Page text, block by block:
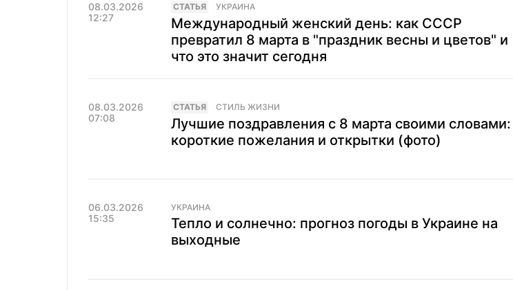
08.03.2026
12:27
CТАТЬЯ УКРАИНА
Международный женский день: как СССР
превратил 8 марта в "праздник весны и цветов" и
что это значит сегодня
08.03.2026
07:08
CТАТЬЯ СТИЛЬ ЖИЗНИ
Лучшие поздравления с 8 марта своими словами:
короткие пожелания и открытки (фото)
06.03.2026
15:35
УКРАИНА
Тепло и солнечно: прогноз погоды в Украине на
выходные